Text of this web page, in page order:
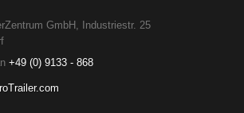
GmbH, Industriestr. 25
+49 (0) 9133 - 868